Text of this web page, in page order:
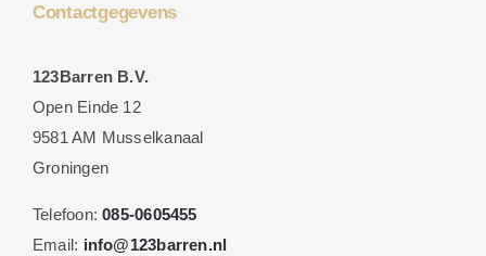
Contactgegevens
123Barren B.V.
Open Einde 12
9581 AM Musselkanaal
Groningen
Telefoon:085-0605455
Email: info@123barren.nl